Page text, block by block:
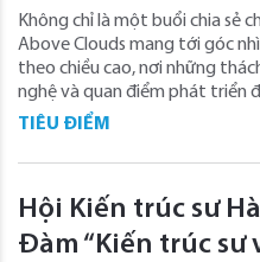
Không chỉ là một buổi chia sẻ
Above Clouds mang tới góc
theo chiều cao, nơi những
nghệ và quan điểm phát triển
TIÊU ĐIỂM
Hội Kiến trúc sư
Đàm “Kiến trúc sư